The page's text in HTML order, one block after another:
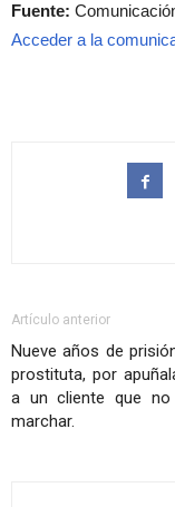
Fuente:
Acceder a la
Artículo anterior
Nueve años de
prostituta, por
a un cliente que no
marchar.